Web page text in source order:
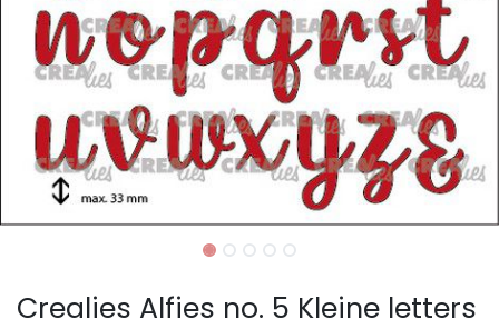
Crealies Alfies no. 5 Kleine letters